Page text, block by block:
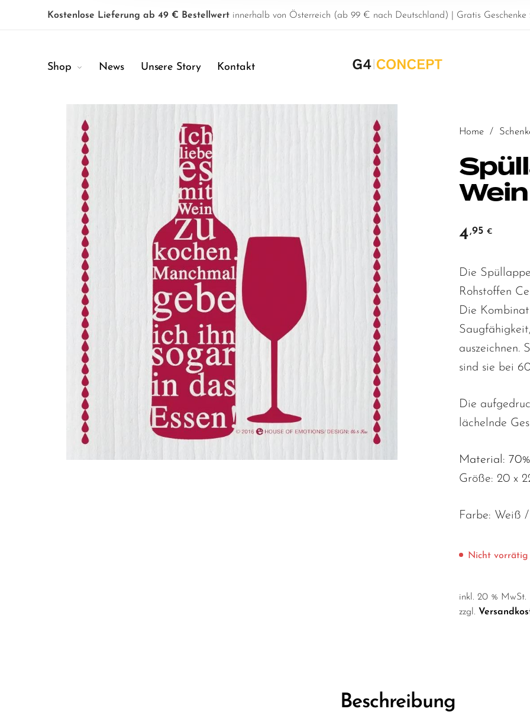
Kostenlose Lieferung ab 49 € Bestellwert innerhalb von Österreich (ab 99 € nach Deutschland) | Gratis Geschenke
Shop News Unsere Story Kontakt
Home /
4,95 €
Die
Rohstoffen
Die
auszeichnen.
sind sie bei
Die
lächelnde
Material:
Größe: 20 x
Farbe: Weiß
Nicht vorrätig
inkl. 20 % MwSt.
zzgl.
Beschreibung